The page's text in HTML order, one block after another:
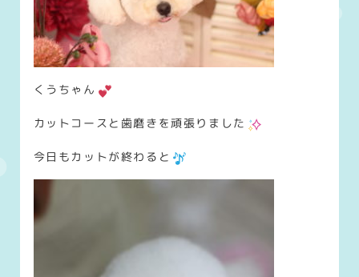
くうちゃん
カットコースと歯磨きを頑張りました
今日もカットが終わると